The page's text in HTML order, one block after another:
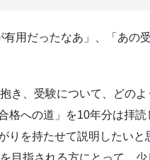
用だったなあ」、「あの
き、受験について、どの
への道」を10年分は拝
りを持たせて説明したい